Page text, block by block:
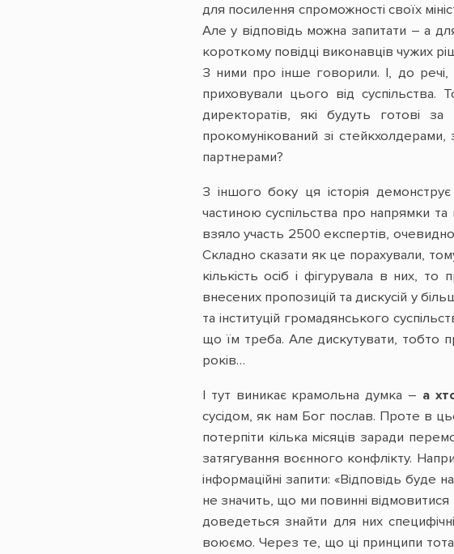
для посилення спроможності своїх
Але у відповідь можна запитати – а
короткому повідці виконавців чужих
З ними про інше говорили. І, до речі,
приховували цього від суспільства.
директоратів, які будуть готові
прокомунікований зі
партнерами?
З іншого боку ця історія
частиною суспільства про напрямки
взяло участь 2500 експертів,
Складно сказати як це порахували,
кількість осіб і фігурувала в них,
внесених пропозицій та дискусій у
та інституцій громадянського
що їм треба. Але дискутувати, тобто
років…
І тут виникає крамольна думка – а
сусідом, як нам Бог послав. Проте в
потерпіти кілька місяців заради
затягування воєнного конфлікту.
інформаційні запити: «Відповідь
не значить, що ми повинні
доведеться знайти для них
воюємо. Через те, що ці принципи